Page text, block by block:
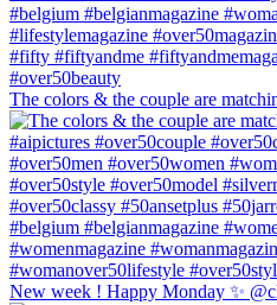
The colors & the couple are
New week ! Happy Monday ✨